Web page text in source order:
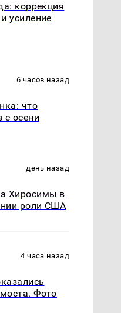
коррекция
усиление
6 часов назад
что
с осени
день назад
Хиросимы в
роли США
4 часа назад
Фото